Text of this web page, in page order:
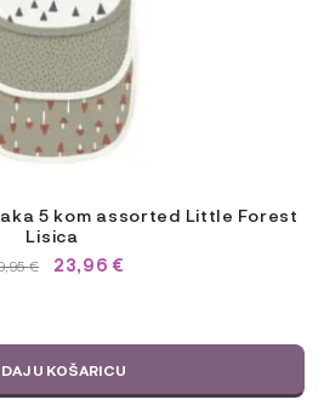
5 kom assorted Little Forest
Lisica
€.
€TRENUTNA
23,96€
U KOŠARICU